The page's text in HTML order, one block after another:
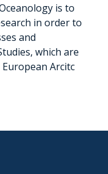
is to
in order to
and
which are
Arcitc